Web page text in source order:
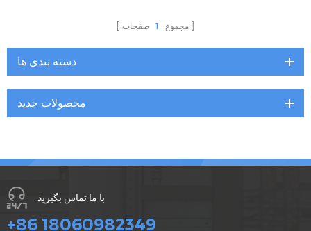
مجموع 1 صفحات
دسته بندی ها
محصولات جدید
با ما تماس بگیرید
+86 18060982349